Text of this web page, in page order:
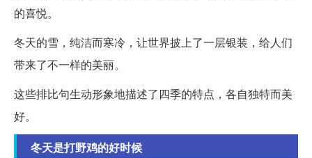
的喜悦。
冬天的雪，纯洁而寒冷，让世界披上了一层银装，给人们
带来了不一样的美丽。
这些排比句生动形象地描述了四季的特点，各自独特而美
好。
冬天是打野鸡的好时候